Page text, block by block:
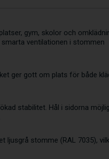
gym, skolor och
ventilationen i stommen
ger gott om plats för både
stabilitet. Hål i sidorna
ljusgrå stomme (RAL 7035),